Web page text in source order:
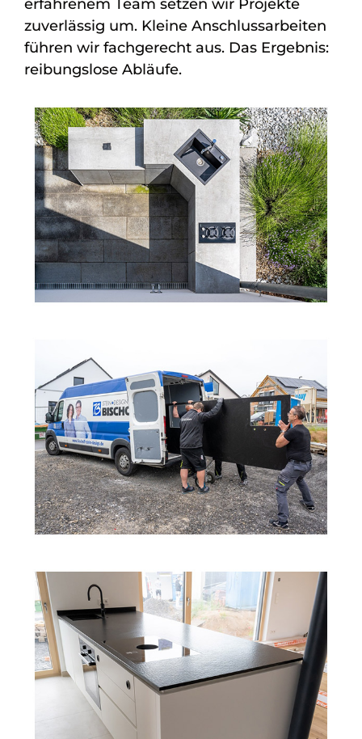
erfahrenem Team setzen wir Projekte
zuverlässig um. Kleine Anschlussarbeiten
führen wir fachgerecht aus. Das Ergebnis:
reibungslose Abläufe.